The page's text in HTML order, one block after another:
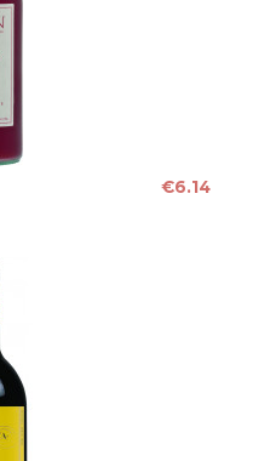
€6.14